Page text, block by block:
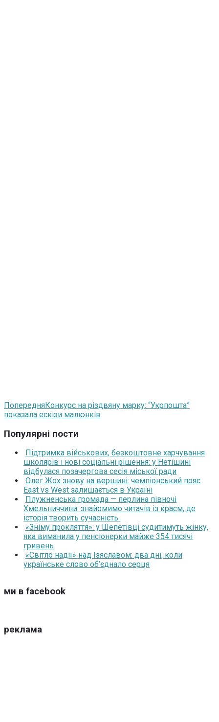
ПопередняКонкурс на різдвяну марку: “Укрпошта”
показала ескізи малюнків
Популярні пости
Підтримка військових, безкоштовне харчування
школярів і нові соціальні рішення: у Нетішині
відбулася позачергова сесія міської ради
Олег Жох знову на вершині: чемпіонський пояс
East vs West залишається в Україні
Плужненська громада — перлина півночі
Хмельниччини: знайомимо читачів із краєм, де
історія творить сучасність
«Зніму прокляття»: у Шепетівці судитимуть жінку,
яка виманила у пенсіонерки майже 354 тисячі
гривень
«Світло надії» над Ізяславом: два дні, коли
українське слово об’єднало серця
ми в facebook
реклама